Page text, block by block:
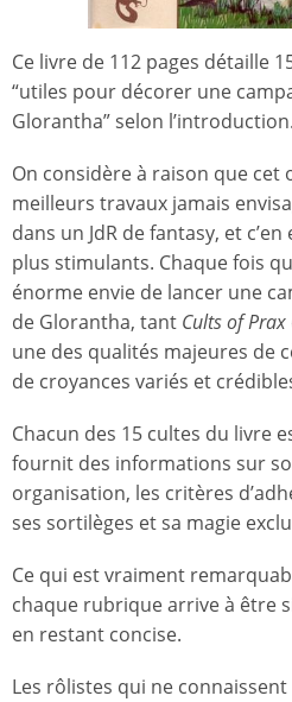
Ce livre de 112 pages détaille
“utiles pour décorer une
Glorantha” selon l’introduction.
On considère à raison que cet
meilleurs travaux jamais
dans un JdR de fantasy, et
plus stimulants. Chaque fois
énorme envie de lancer une
de Glorantha, tant Cults of Prax
une des qualités majeures de
de croyances variés et
Chacun des 15 cultes du livre
fournit des informations sur
organisation, les critères
ses sortilèges et sa magie
Ce qui est vraiment
chaque rubrique arrive à être
en restant concise.
Les rôlistes qui ne